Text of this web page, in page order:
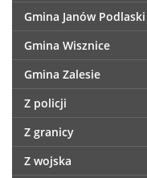
Gmina Janów Podlaski
Gmina Wisznice
Gmina Zalesie
Z policji
Z granicy
Z wojska